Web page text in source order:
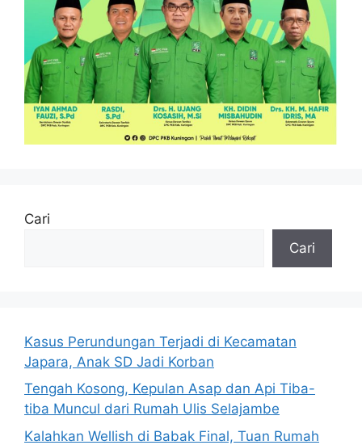
Cari
Cari
Kasus Perundungan Terjadi di Kecamatan
Japara, Anak SD Jadi Korban
Tengah Kosong, Kepulan Asap dan Api Tiba-
tiba Muncul dari Rumah Ulis Selajambe
Kalahkan Wellish di Babak Final, Tuan Rumah